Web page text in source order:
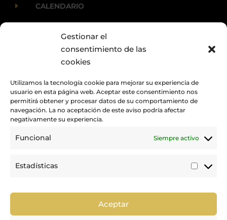
Gestionar el
consentimiento de las
cookies
Utilizamos la tecnología cookie para mejorar su experiencia de
usuario en esta página web. Aceptar este consentimiento nos
permitirá obtener y procesar datos de su comportamiento de
navegación. La no aceptación de este aviso podría afectar
negativamente su experiencia.
Funcional Siempre activo
Estadísticas
Aceptar
E CALENDARIO
ACTUALIDAD
Promovemos y desarrollamos la práctica de la hípica en Canarias.